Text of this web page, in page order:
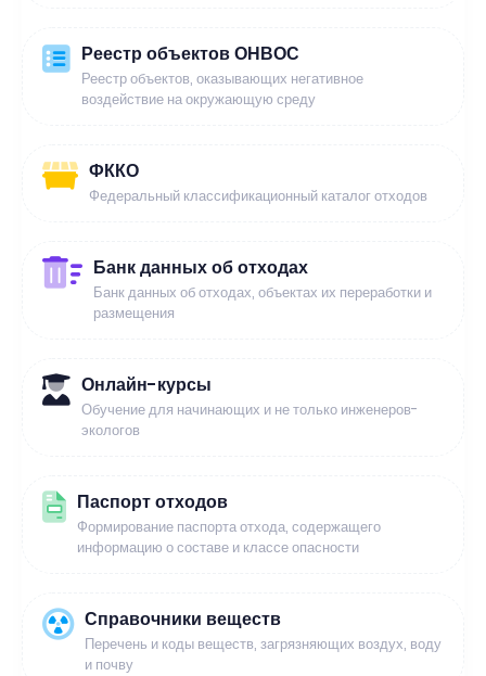
Реестр объектов ОНВОС
Реестр объектов, оказывающих негативное
воздействие на окружающую среду
ФККО
Федеральный классификационный каталог отходов
Банк данных об отходах
Банк данных об отходах, объектах их переработки и
размещения
Онлайн-курсы
Обучение для начинающих и не только инженеров-
экологов
Паспорт отходов
Формирование паспорта отхода, содержащего
информацию о составе и классе опасности
Справочники веществ
Перечень и коды веществ, загрязняющих воздух, воду
и почву